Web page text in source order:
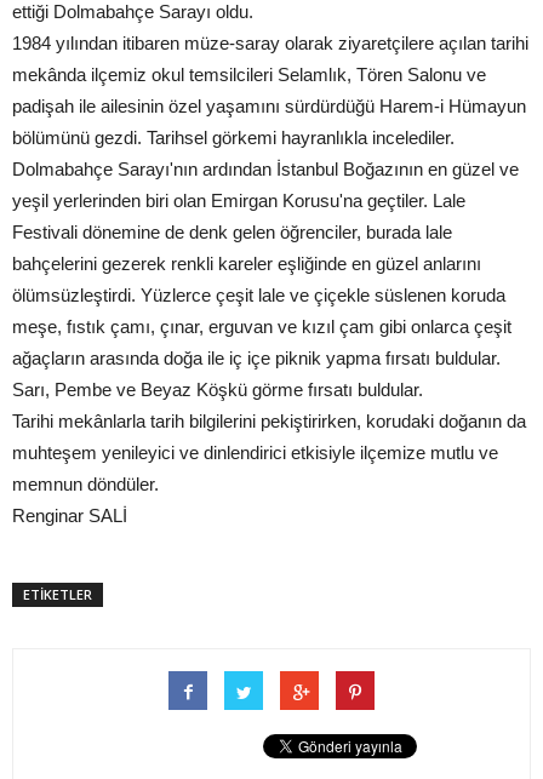
ettiği Dolmabahçe Sarayı oldu.
1984 yılından itibaren müze-saray olarak ziyaretçilere açılan tarihi
mekânda ilçemiz okul temsilcileri Selamlık, Tören Salonu ve
padişah ile ailesinin özel yaşamını sürdürdüğü Harem-i Hümayun
bölümünü gezdi. Tarihsel görkemi hayranlıkla incelediler.
Dolmabahçe Sarayı'nın ardından İstanbul Boğazının en güzel ve
yeşil yerlerinden biri olan Emirgan Korusu'na geçtiler. Lale
Festivali dönemine de denk gelen öğrenciler, burada lale
bahçelerini gezerek renkli kareler eşliğinde en güzel anlarını
ölümsüzleştirdi. Yüzlerce çeşit lale ve çiçekle süslenen koruda
meşe, fıstık çamı, çınar, erguvan ve kızıl çam gibi onlarca çeşit
ağaçların arasında doğa ile iç içe piknik yapma fırsatı buldular.
Sarı, Pembe ve Beyaz Köşkü görme fırsatı buldular.
Tarihi mekânlarla tarih bilgilerini pekiştirirken, korudaki doğanın da
muhteşem yenileyici ve dinlendirici etkisiyle ilçemize mutlu ve
memnun döndüler.
Renginar SALİ
ETİKETLER